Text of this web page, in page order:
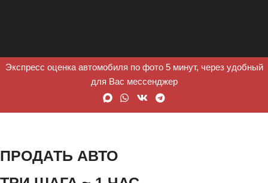
Экспресс оценка автомобиля по фото 5 минут, через удобный
для Вас мессенджер
ПРОДАТЬ АВТО